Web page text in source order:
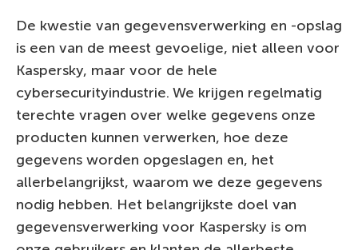
De kwestie van gegevensverwerking en -opslag
is een van de meest gevoelige, niet alleen voor
Kaspersky, maar voor de hele
cybersecurityindustrie. We krijgen regelmatig
terechte vragen over welke gegevens onze
producten kunnen verwerken, hoe deze
gegevens worden opgeslagen en, het
allerbelangrijkst, waarom we deze gegevens
nodig hebben. Het belangrijkste doel van
gegevensverwerking voor Kaspersky is om